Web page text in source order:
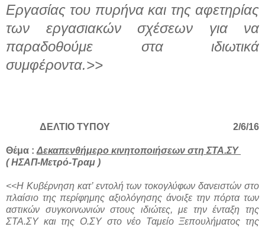
Εργασίας του πυρήνα και της αφετηρίας
των εργασιακών σχέσεων για να
παραδοθούμε στα ιδιωτικά
συμφέροντα.>>
ΔΕΛΤΙΟ ΤΥΠΟΥ 2/6/16
Θέμα : Δεκαπενθήμερο κινητοποιήσεων στη ΣΤΑ.ΣΥ
( ΗΣΑΠ-Μετρό-Τραμ )
<<Η Κυβέρνηση κατ’ εντολή των τοκογλύφων δανειστών στο
πλαίσιο της περίφημης αξιολόγησης άνοιξε την πόρτα των
αστικών συγκοινωνιών στους ιδιώτες, με την ένταξη της
ΣΤΑ.ΣΥ και της Ο.ΣΥ στο νέο Ταμείο Ξεπουλήματος της